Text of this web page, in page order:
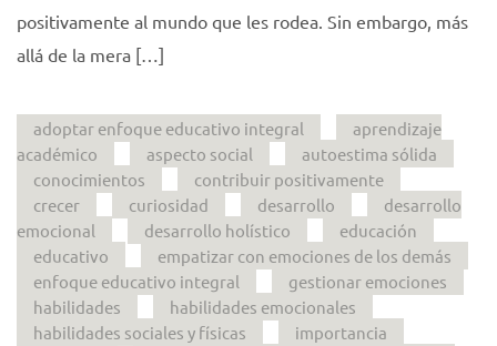
positivamente al mundo que les rodea. Sin embargo, más
allá de la mera […]
adoptar enfoque educativo integral
aprendizaje
académico
aspecto social
autoestima sólida
conocimientos
contribuir positivamente
crecer
curiosidad desarrollo
desarrollo
emocional
desarrollo holístico
educación
educativo
empatizar con emociones de los demás
enfoque educativo integral
gestionar emociones
habilidades
habilidades emocionales
habilidades sociales y físicas
importancia